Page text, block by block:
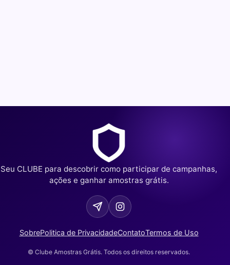
Seu CLUBE para descobrir como participar de campanhas,
ações e ganhar amostras grátis.
SobrePolitica de PrivacidadeContatoTermos de Uso
© Clube Amostras Grátis. Todos os direitos reservados.